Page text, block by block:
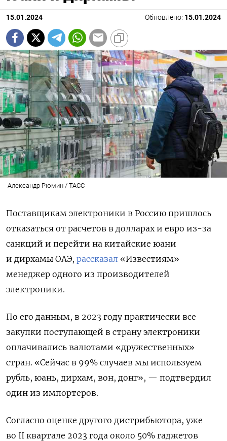
15.01.2024 Обновлено: 15.01.2024
Александр Рюмин / ТАСС
Поставщикам электроники в Россию пришлось
отказаться от расчетов в долларах и евро из-за
санкций и перейти на китайские юани
и дирхамы ОАЭ, рассказал «Известиям»
менеджер одного из производителей
электроники.
По его данным, в 2023 году практически все
закупки поступающей в страну электроники
оплачивались валютами «дружественных»
стран. «Сейчас в 99% случаев мы используем
рубль, юань, дирхам, вон, донг», — подтвердил
один из импортеров.
Согласно оценке другого дистрибьютора, уже
во II квартале 2023 года около 50% гаджетов